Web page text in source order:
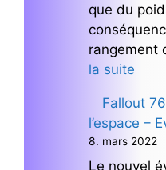
que du
rangement
la suite
Fallout
l’espace –
8. mars 2022
Le nouvel